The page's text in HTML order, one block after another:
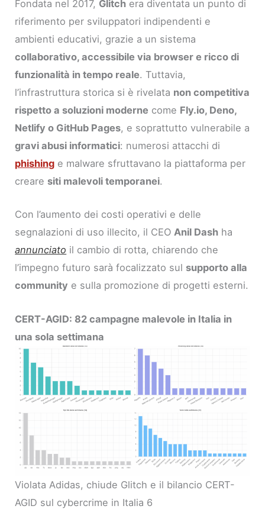
Fondata nel 2017, Glitch era diventata un punto di
riferimento per sviluppatori indipendenti e
ambienti educativi, grazie a un sistema
collaborativo, accessibile via browser e ricco di
funzionalità in tempo reale. Tuttavia,
l’infrastruttura storica si è rivelata non competitiva
rispetto a soluzioni moderne come Fly.io, Deno,
Netlify o GitHub Pages, e soprattutto vulnerabile a
gravi abusi informatici: numerosi attacchi di
phishing e malware sfruttavano la piattaforma per
creare siti malevoli temporanei.
Con l’aumento dei costi operativi e delle
segnalazioni di uso illecito, il CEOAnil Dash ha
annunciato il cambio di rotta, chiarendo che
l’impegno futuro sarà focalizzato sul supporto alla
community e sulla promozione di progetti esterni.
CERT-AGID: 82 campagne malevole in Italia in
una sola settimana
Violata Adidas, chiude Glitch e il bilancio CERT-
AGID sul cybercrime in Italia 6